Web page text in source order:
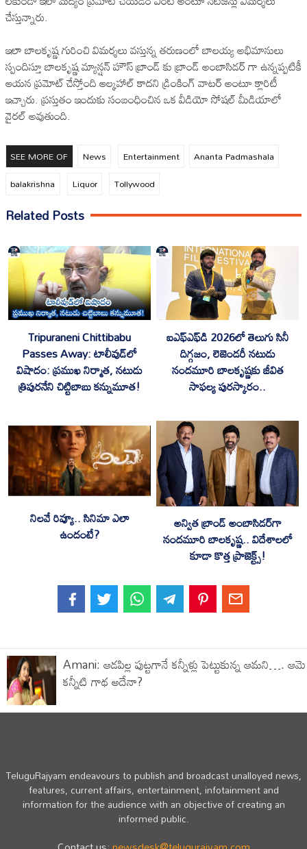
చేస్తున్నారు.
ఇలా బాలకృష్ణ గురించి విమర్శలు వస్తున్న తరుణంలో బాలయ్య అభిమానులు
స్పందిస్తూ బాలకృష్ణ మ్యాన్షన్ హౌస్ బ్రాండ్ కు బ్రాండ్ అంబాసిడర్ గా ఉన్నప్పటికీ
ఆయన ప్రమోట్ చేస్తోంది ఆల్కహాల్ కాదని డ్రింకింగ్ వాటర్ అంటూ క్లారిటీ
ఇచ్చారు. ప్రస్తుతం ఇందుకు సంబంధించిన ఒక వీడియో సోషల్ మీడియాలో
వైరల్ అవుతుంది.
SEE MORE OF News Entertainment
Ananta Padmashala
balakrishna
Liquor Tollywood
Related Posts
Tripuraneni Chittibabu
Passes Away: టాలీవుడ్‌లో
విషాదం: ప్రముఖ నిర్మాత, నటుడు
త్రిపురనేని చిట్టిబాబు కన్నుమూత!
ఐఎఫ్‌ఎఫ్‌డి 2026లో తెలుగు సినీ
దిగ్గజం, లెజెండరీ నటుడు
నందమూరి బాలకృష్ణకు జీవిత
సాఫల్య పురస్కారం..
నిలవే రివ్యూ.. సినిమా ఎలా
ఉందంటే?
అన్విత బ్రాండ్ అంబాసిడర్‌గా
నందమూరి బాలకృష్ణ.. విదేశాలలో
కూడా కొత్త ప్రాజెక్ట్స్!
Amani: ఆడపిల్ల పుట్టగానే కన్నీళ్లు పెట్టుకున్న ఆమని…. ఆమె
కన్నీటి గాథ అదేనా?
TeluguRajyam endeavours to publish and broadcast unalloyed news,
features, current affairs, entertainment, infotainment and
information for the audience with an objective of creating an
informed public.